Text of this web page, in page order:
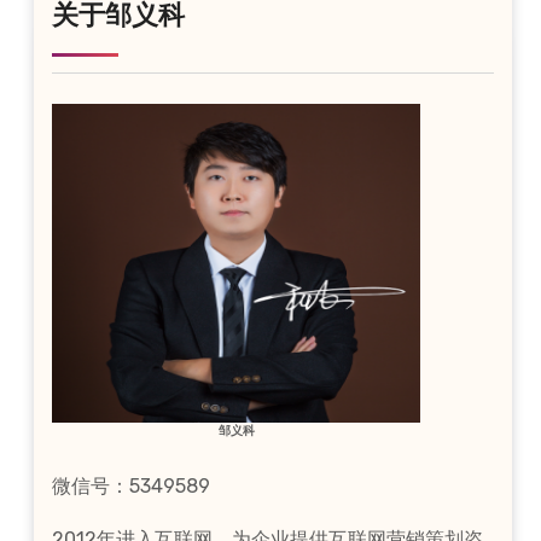
关于邹义科
邹义科
微信号：5349589